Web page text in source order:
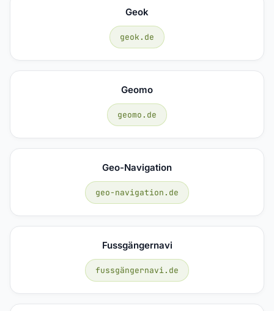
Geok
geok.de
Geomo
geomo.de
Geo-Navigation
geo-navigation.de
Fussgängernavi
fussgängernavi.de